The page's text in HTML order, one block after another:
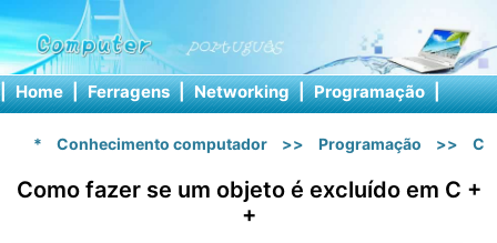
| Home | Ferragens | Networking | Programação |
* Conhecimento computador >> Programação >> C
Como fazer se um objeto é excluído em C +
+